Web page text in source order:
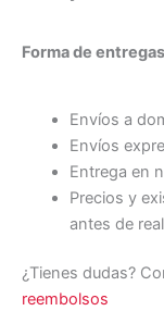
Forma de entregas
Envíos a
Envíos
Entrega en
Precios y
antes de
¿Tienes dudas?
reembolsos